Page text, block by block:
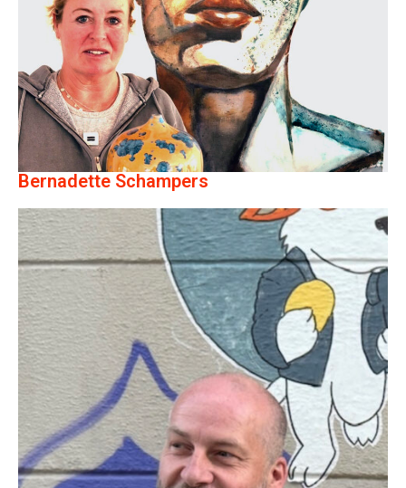
Bernadette Schampers